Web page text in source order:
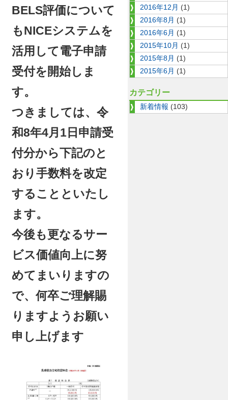
BELS評価について
もNICEシステムを
活用して電子申請
受付を開始しま
す。
つきましては、令
和8年4月1日申請受
付分から下記のと
おり⼿数料を改定
することといたし
ます。
今後も更なるサー
ビス価値向上に努
めてまいりますの
で、何卒ご理解賜
りますようお願い
申し上げます
2016年12月 (1)
2016年8月 (1)
2016年6月 (1)
2015年10月 (1)
2015年8月 (1)
2015年6月 (1)
カテゴリー
新着情報 (103)